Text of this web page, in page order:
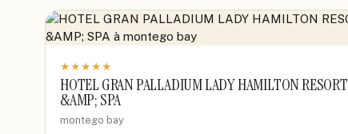
★ ★ ★ ★ ★
HOTEL GRAN PALLADIUM LADY HAMILTON RESORT
&AMP; SPA
montego bay